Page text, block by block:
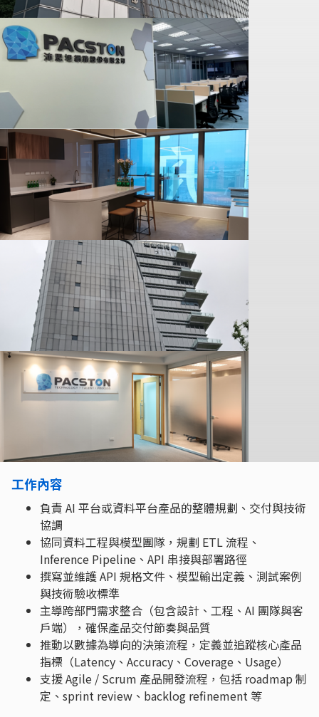
工作內容
負責 AI 平台或資料平台產品的整體規劃、交付與技術
協調
協同資料工程與模型團隊，規劃 ETL 流程、
Inference Pipeline、API 串接與部署路徑
撰寫並維護 API 規格文件、模型輸出定義、測試案例
與技術驗收標準
主導跨部門需求整合（包含設計、工程、AI 團隊與客
戶端），確保產品交付節奏與品質
推動以數據為導向的決策流程，定義並追蹤核心產品
指標（Latency、Accuracy、Coverage、Usage）
支援 Agile / Scrum 產品開發流程，包括 roadmap 制
定、sprint review、backlog refinement 等